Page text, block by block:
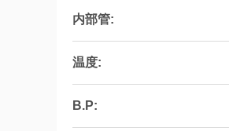
内部管:
温度:
B.P: